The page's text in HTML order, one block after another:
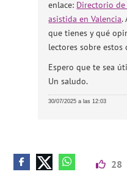
enlace: Directorio
asistida en Valencia.
que tienes y qué
lectores sobre estos
Espero que te sea
Un saludo.
30/07/2025 a las 12:03
28